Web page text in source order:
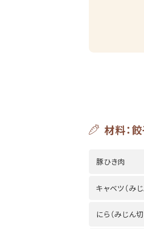
材料：
豚ひき肉
キャベツ（みじ
にら（みじん切